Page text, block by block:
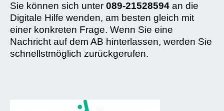
Sie können sich unter 089-21528594 an die
Digitale Hilfe wenden, am besten gleich mit
einer konkreten Frage. Wenn Sie eine
Nachricht auf dem AB hinterlassen, werden Sie
schnellstmöglich zurückgerufen.